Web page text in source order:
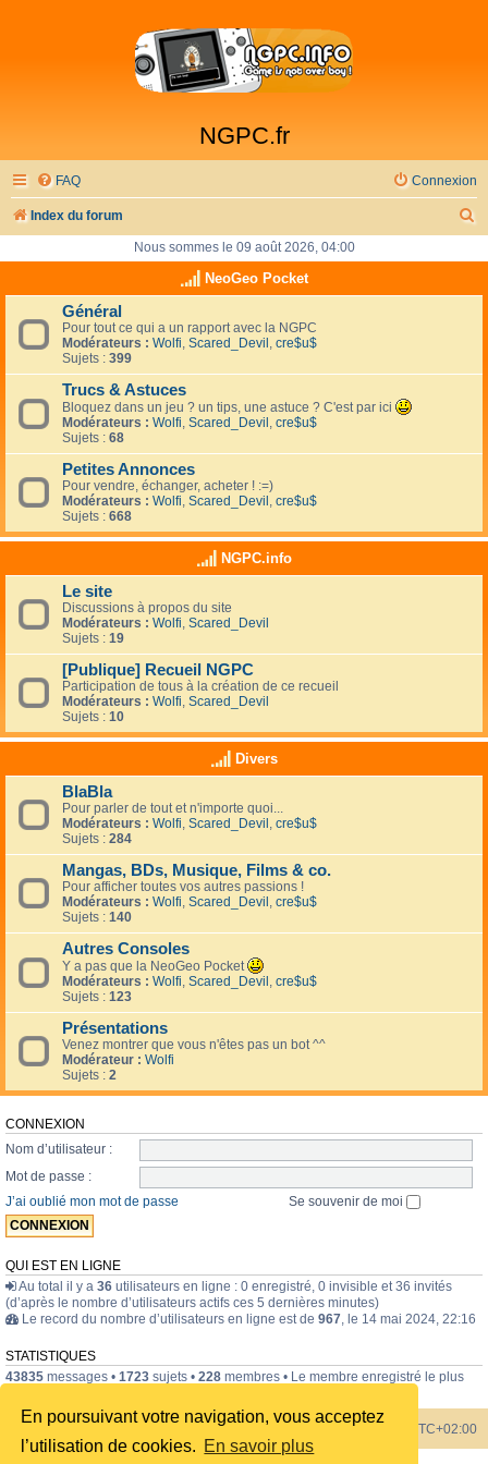
En poursuivant votre navigation, vous acceptez
l’utilisation de cookies. En savoir plus
NGPC.fr
FAQ Connexion
Index du forum
h
Nous sommes le 09 août 2026, 04:00
NeoGeo Pocket
Général
Pour tout ce qui a un rapport avec la NGPC
Modérateurs : Wolfi, Scared_Devil , cre$u$
Sujets : 399
Trucs & Astuces
Bloquez dans un jeu ? un tips, une astuce ? C'est par ici
Modérateurs : Wolfi, Scared_Devil , cre$u$
Sujets : 68
Petites Annonces
Pour vendre, échanger, acheter ! :=)
Modérateurs : Wolfi, Scared_Devil , cre$u$
Sujets : 668
NGPC.info
Le site
Discussions à propos du site
Modérateurs : Wolfi, Scared_Devil
Sujets : 19
[Publique] Recueil NGPC
Participation de tous à la création de ce recueil
Modérateurs : Wolfi, Scared_Devil
Sujets : 10
Divers
BlaBla
Pour parler de tout et n'importe quoi...
Modérateurs : Wolfi, Scared_Devil, cre$u$
Sujets : 284
Mangas, BDs, Musique, Films & co.
Pour afficher toutes vos autres passions !
Modérateurs : Wolfi, Scared_Devil, cre$u$
Sujets : 140
Autres Consoles
Y a pas que la NeoGeo Pocket
Modérateurs : Wolfi, Scared_Devil, cre$u$
Sujets : 123
Présentations
Venez montrer que vous n'êtes pas un bot ^^
Modérateur : Wolfi
Sujets : 2
CONNEXION
Nom d’utilisateur :
Mot de passe :
J’ai oublié mon mot de passe
Se souvenir de moi
QUI EST EN LIGNE
Au total il y a 36 utilisateurs en ligne : 0 enregistré, 0 invisible et 36 invités
(d’après le nombre d’utilisateurs actifs ces 5 dernières minutes)
Le record du nombre d’utilisateurs en ligne est de 967, le 14 mai 2024, 22:16
STATISTIQUES
43835 messages • 1723 sujets • 228 membres • Le membre enregistré le plus
Index du forum Heures au format UTC+02:00